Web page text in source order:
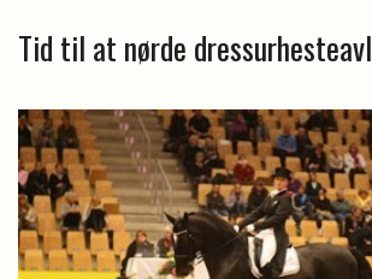
Tid til at nørde dressurhesteavl